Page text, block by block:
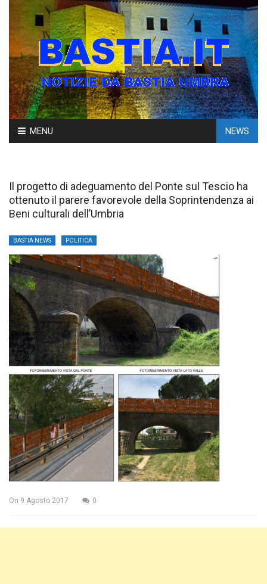
Skip
to
MENU NEWS
Il progetto di adeguamento del Ponte sul Tescio ha
ottenuto il parere favorevole della Soprintendenza ai
Beni culturali dell’Umbria
BASTIA NEWS POLITICA
On 9 Agosto 2017 0